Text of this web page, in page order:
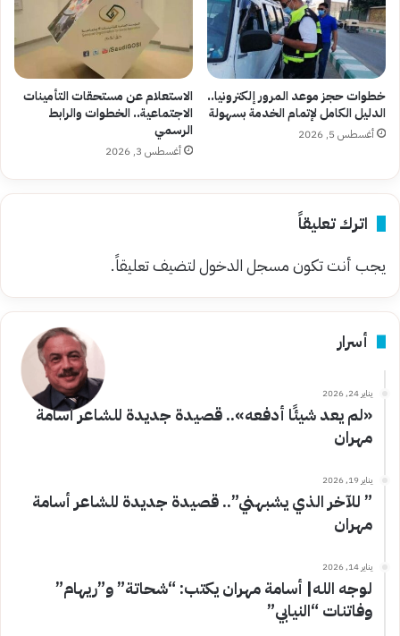
خطوات حجز موعد المرور إلكترونيا..
الدليل الكامل لإتمام الخدمة بسهولة
أغسطس 5, 2026
الاستعلام عن مستحقات التأمينات
الاجتماعية.. الخطوات والرابط
الرسمي
أغسطس 3, 2026
اترك تعليقاً
يجب أنت تكونمسجل الدخوللتضيف تعليقاً.
أسرار
يناير 24, 2026
«لم يعد شيئًا أدفعه».. قصيدة جديدة للشاعر أسامة
مهران
يناير 19, 2026
” للآخر الذي يشبهني”.. قصيدة جديدة للشاعر أسامة
مهران
يناير 14, 2026
لوجه الله| أسامة مهران يكتب: “شحاتة” و”ريهام”
وفاتنات “النيابي”